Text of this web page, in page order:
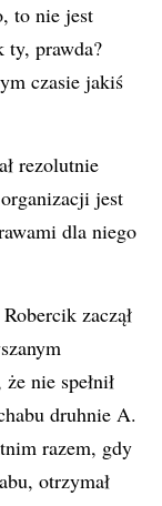
to nie jest
ty, prawda?
czasie jakiś
rezolutnie
jest
dla niego
zaczął
nie spełnił
druhnie A.
razem, gdy
otrzymał